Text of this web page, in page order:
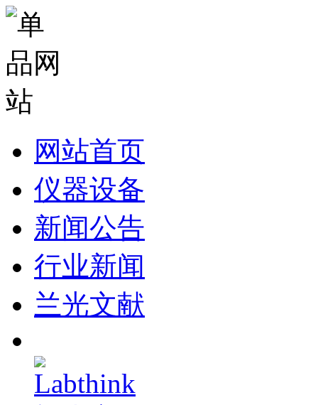
网站首页
仪器设备
新闻公告
行业新闻
兰光文献